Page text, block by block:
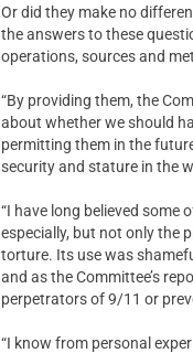
Or did they make no
the answers to these
operations, sources and
“By providing them, the
about whether we should
permitting them in the
security and stature in the
“I have long believed some
especially, but not only the
torture. Its use was
and as the Committee’s
perpetrators of 9/11 or
“I know from personal